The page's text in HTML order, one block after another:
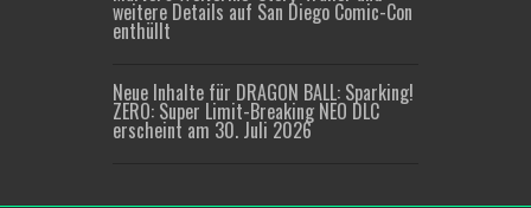
weitere Details auf San Diego Comic-Con
enthüllt
Neue Inhalte für DRAGON BALL: Sparking!
ZERO: Super Limit-Breaking NEO DLC
erscheint am 30. Juli 2026